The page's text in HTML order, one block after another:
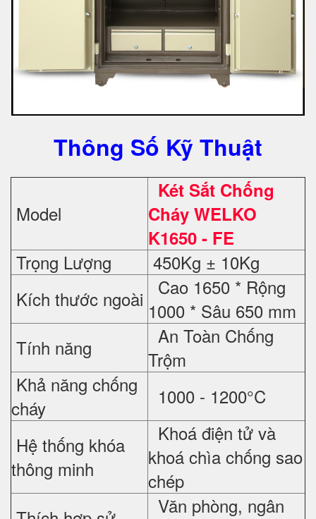
Thông Số Kỹ Thuật
Model
Két Sắt Chống
Cháy WELKO
K1650 - FE
Trọng Lượng
450Kg ± 10Kg
Kích thước ngoài
Cao 1650 * Rộng
1000 * Sâu 650 mm
Tính năng
An Toàn Chống
Trộm
Khả năng chống
cháy
1000 - 1200°C
Hệ thống khóa
thông minh
Khoá điện tử và
khoá chìa chống sao
chép
Văn phòng, ngân